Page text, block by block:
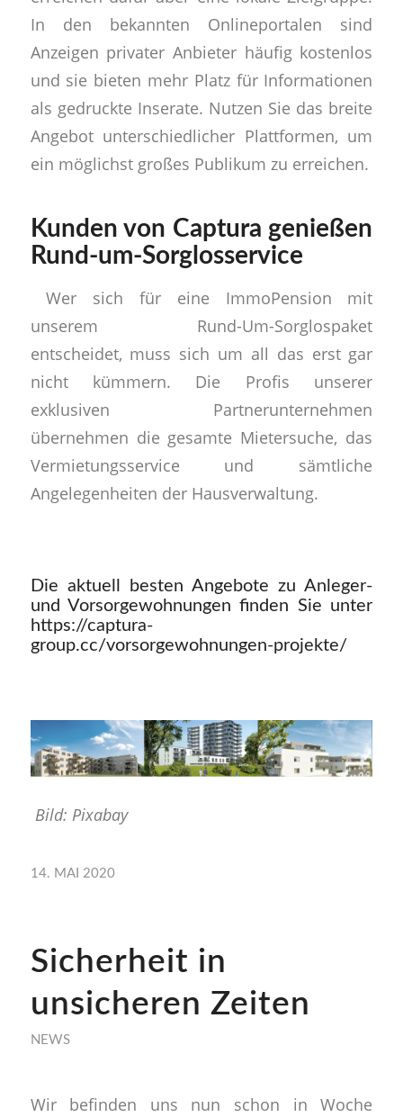
In den bekannten Onlineportalen sind
Anzeigen privater Anbieter häufig kostenlos
und sie bieten mehr Platz für Informationen
als gedruckte Inserate. Nutzen Sie das breite
Angebot unterschiedlicher Plattformen, um
ein möglichst großes Publikum zu erreichen.
Kunden von Captura genießen
Rund-um-Sorglosservice
Wer sich für eine ImmoPension mit
unserem Rund-Um-Sorglospaket
entscheidet, muss sich um all das erst gar
nicht kümmern. Die Profis unserer
exklusiven Partnerunternehmen
übernehmen die gesamte Mietersuche, das
Vermietungsservice und sämtliche
Angelegenheiten der Hausverwaltung.
Die aktuell besten Angebote zu Anleger-
und Vorsorgewohnungen finden Sie unter
https://captura-
group.cc/vorsorgewohnungen-projekte/
Bild: Pixabay
14. MAI 2020
Sicherheit in
unsicheren Zeiten
NEWS
Wir befinden uns nun schon in Woche